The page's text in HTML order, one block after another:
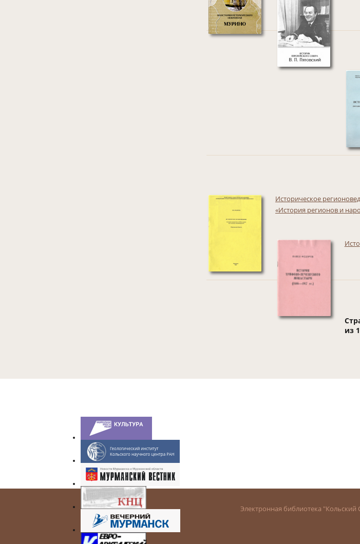
Историческое
«История регионов и
из
Электронная библиотека